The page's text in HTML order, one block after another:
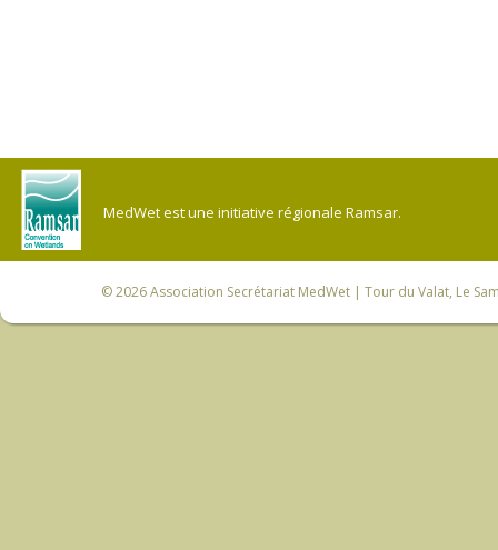
MedWet est une initiative régionale Ramsar.
© 2026Association Secrétariat MedWet | Tour du Valat, Le